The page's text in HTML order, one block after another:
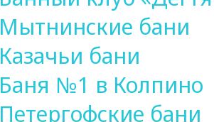
Мытнинские бани
Казачьи бани
Баня №1 в Колпино
Петергофские бани